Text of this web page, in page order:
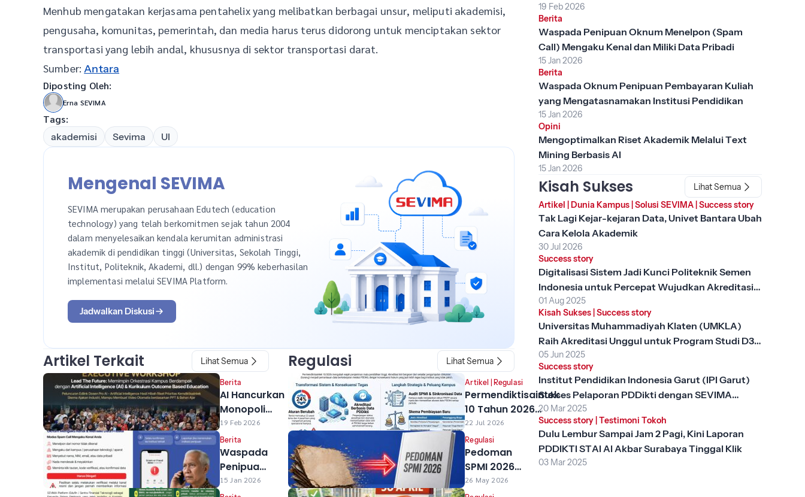
Menhub mengatakan kerjasama pentahelix yang melibatkan berbagai unsur, meliputi akademisi,
pengusaha, komunitas, pemerintah, dan media harus terus didorong untuk menciptakan sektor
transportasi yang lebih andal, khususnya di sektor transportasi darat.
Sumber: Antara
Diposting Oleh:
Erna SEVIMA
Tags:
akademisi Sevima UI
Mengenal SEVIMA
SEVIMA merupakan perusahaan Edutech (education
technology) yang telah berkomitmen sejak tahun 2004
dalam menyelesaikan kendala kerumitan administrasi
akademik di pendidikan tinggi (Universitas, Sekolah Tinggi,
Institut, Politeknik, Akademi, dll.) dengan 99% keberhasilan
implementasi melalui SEVIMA Platform.
Jadwalkan Diskusi
Artikel Terkait Lihat Semua
Berita
AI Hancurkan
Monopoli
Pengetahuan
Kampus,
SEVIMA &
Prof Rhenald
Kasali Ajak
19 Feb 2026
Berita
Waspada
Penipuan
Oknum
15 Jan 2026
Regulasi Lihat Semua
Artikel Regulasi
Permendiktisaintek
10 Tahun 2026
Resmi Berlaku, Apa
Perubahan yang
Berdampak bagi
Kampus Anda?
22 Jul 2026
Regulasi
Pedoman
SPMI 2026
Diluncurkan,
26 May 2026
Tinggi Berubah
19 Feb 2026
Berita
Waspada Penipuan Oknum Menelpon (Spam
Call) Mengaku Kenal dan Miliki Data Pribadi
15 Jan 2026
Berita
Waspada Oknum Penipuan Pembayaran Kuliah
yang Mengatasnamakan Institusi Pendidikan
15 Jan 2026
Opini
Mengoptimalkan Riset Akademik Melalui Text
Mining Berbasis AI
15 Jan 2026
Kisah Sukses
Lihat Semua
Artikel Dunia Kampus| Solusi SEVIMA| Success story
Tak Lagi Kejar-kejaran Data, Univet Bantara Ubah
Cara Kelola Akademik
30 Jul 2026
Success story
Digitalisasi Sistem Jadi Kunci Politeknik Semen
Indonesia untuk Percepat Wujudkan Akreditasi
Unggul
01 Aug 2025
Kisah Sukses| Success story
Universitas Muhammadiyah Klaten (UMKLA)
Raih Akreditasi Unggul untuk Program Studi D3
Keperawatan dengan SEVIMA Platform
05 Jun 2025
Success story
Institut Pendidikan Indonesia Garut (IPI Garut)
Sukses Pelaporan PDDikti dengan SEVIMA
Platform
20 Mar 2025
Success story| Testimoni Tokoh
Dulu Lembur Sampai Jam 2 Pagi, Kini Laporan
PDDIKTI STAI Al Akbar Surabaya Tinggal Klik
03 Mar 2025